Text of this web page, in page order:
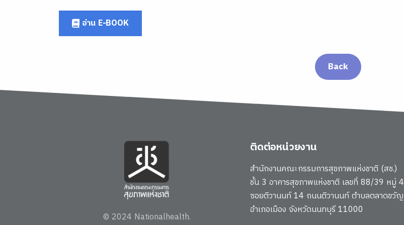
อ่าน E-BOOK
Back
© 2024 Nationalhealth.
ติดต่อหน่วยงาน
สำนักงานคณะกรรมการสุขภาพแห่งชาติ (สช.)
ชั้น 3 อาคารสุขภาพแห่งชาติ เลขที่ 88/39 หมู่ 4
ซอยติวานนท์ 14 ถนนติวานนท์ ตำบลตลาดขวัญ
อำเภอเมือง จังหวัดนนทบุรี 11000